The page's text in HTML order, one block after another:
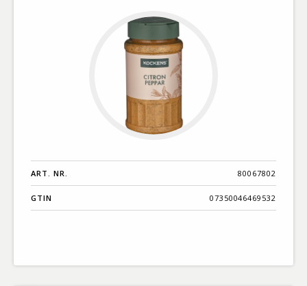
ART. NR. 80067802
GTIN 07350046469532